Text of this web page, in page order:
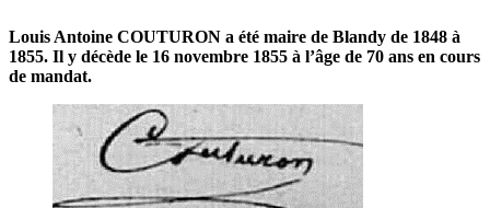
Louis Antoine COUTURON a été maire de Blandy de 1848 à
1855. Il y décède le 16 novembre 1855 à l’âge de 70 ans en cours
de mandat.